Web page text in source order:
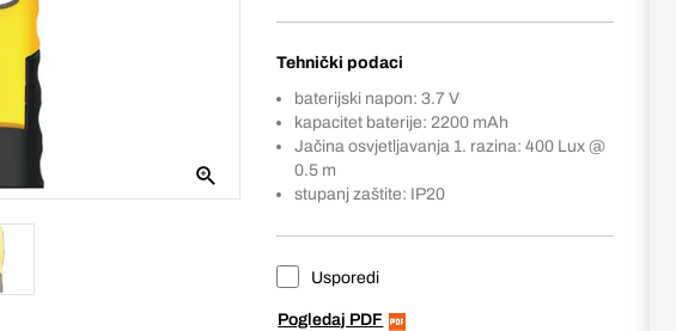
Tehnički podaci
baterijski napon: 3.7 V
kapacitet baterije: 2200 mAh
Jačina osvjetljavanja 1. razina: 400 Lux @
0.5 m
stupanj zaštite: IP20
Usporedi
Pogledaj PDF